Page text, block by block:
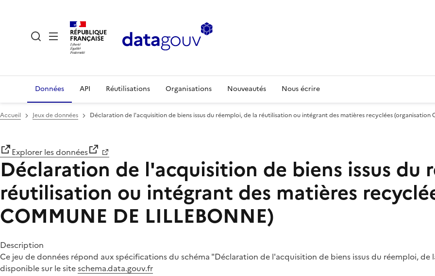
RÉPUBLIQUE
FRANÇAISE
Données API Réutilisations Organisations Nouveautés Nous écrire
Accueil Jeux de données Déclaration de l'acquisition de biens issus du réemploi, de la réutilisation ou intégrant des matières recyclées (organisation
Explorer les données
Déclaration de l'acquisition de biens issus du
réutilisation ou intégrant des matières
COMMUNE DE LILLEBONNE)
Description
Ce jeu de données répond aux spécifications du schéma "Déclaration de l'acquisition de biens issus du réemploi,
disponible sur le siteschema.data.gouv.fr